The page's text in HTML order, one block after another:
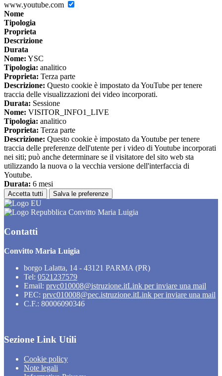
www.youtube.com
Nome
Tipologia
Proprieta
Descrizione
Durata
Nome: YSC
Tipologia: analitico
Proprieta: Terza parte
Descrizione: Questo cookie è impostato da YouTube per tenere
traccia delle visualizzazioni dei video incorporati.
Durata: Sessione
Nome: VISITOR_INFO1_LIVE
Tipologia: analitico
Proprieta: Terza parte
Descrizione: Questo cookie è impostato da Youtube per tenere
traccia delle preferenze dell'utente per i video di Youtube incorporati
nei siti; può anche determinare se il visitatore del sito web sta
utilizzando la nuova o la vecchia versione dell'interfaccia di
Youtube.
Durata: 6 mesi
Accetta tutti Salva le preferenze
Convitto Maria Luigia
Contatti
Convitto Maria Luigia
borgo Lalatta, 14 - 43121 PARMA (PR)
Tel: 0521237579
Email: prvc010008@istruzione.itLink per inviare una mail
PEC: prvc010008@pec.istruzione.itLink per inviare una mail
C.F.: 80006090346
Sezione Link Utili
Cookie policy
Note legali